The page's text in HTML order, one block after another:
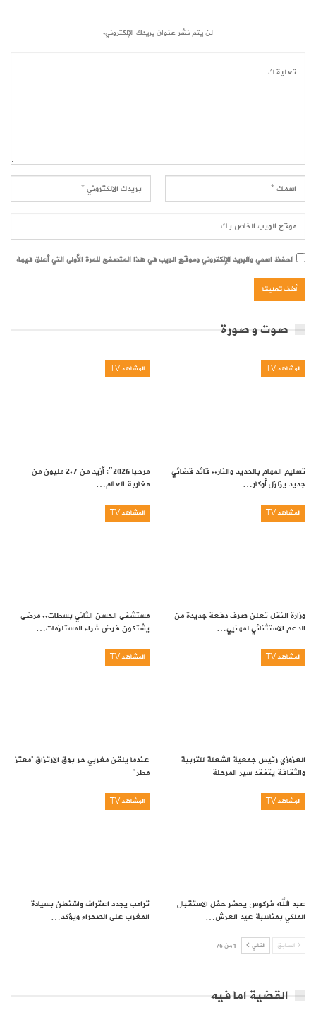
لن يتم نشر عنوان بريدك الإلكتروني.
احفظ اسمي والبريد الإلكتروني وموقع الويب في هذا المتصفح للمرة الأولى التي أعلق فيها.
صوت و صورة
المشاهد TV
تسليم المهام بالحديد والنار.. قائد قضائي
جديد يزلزل أوكار…
المشاهد TV
مرحبا 2026″: أزيد من 2.7 مليون من
مغاربة العالم…
المشاهد TV
وزارة النقل تعلن صرف دفعة جديدة من
الدعم الاستثنائي لمهنيي…
المشاهد TV
مستشفى الحسن الثاني بسطات.. مرضى
يشتكون فرض شراء المستلزمات…
المشاهد TV
العزوزي رئيس جمعية الشعلة للتربية
والثقافة يتفقد سير المرحلة…
المشاهد TV
عندما يلقن مغربي حر بوق الارتزاق “معتز
مطر”…
المشاهد TV
عبد الله فركوس يحضر حفل الاستقبال
الملكي بمناسبة عيد العرش…
المشاهد TV
ترامب يجدد اعتراف واشنطن بسيادة
المغرب على الصحراء ويؤكد…
السابق التالي 1 من 76
القضية اما فيه